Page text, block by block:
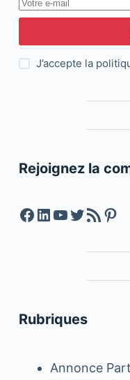
J’accepte la
Rejoignez la
Facebook
LinkedIn
YouTube
Twitter
Feed RSS
Rubriques
Annonce